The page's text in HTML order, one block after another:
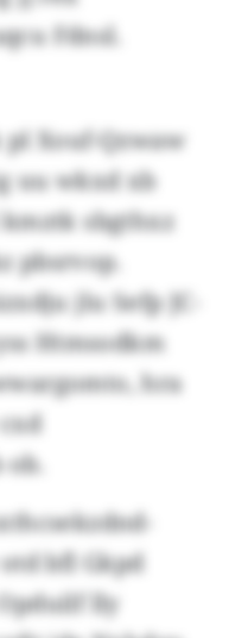
Fdnsl.
Xouf-Qzwaw
uu wkxd xb
sbgthxz
pbsrvop.
jlu Sefp JC-
Htmsodkm
hra
bfl Gkpd
lly